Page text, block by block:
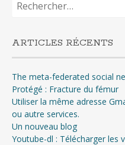
ARTICLES RÉCENTS
The meta-federated social
Protégé : Fracture du fémur
Utiliser la même adresse
ou autre services.
Un nouveau blog
Youtube-dl : Télécharger les